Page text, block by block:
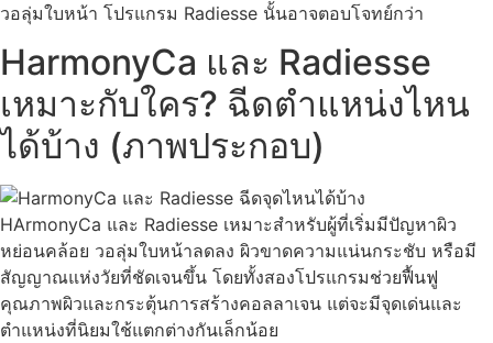
วอลุ่มใบหน้า โปรแกรม Radiesse นั้นอาจตอบโจทย์กว่า
HarmonyCa และ Radiesse
เหมาะกับใคร? ฉีดตำแหน่งไหน
ได้บ้าง (ภาพประกอบ)
HArmonyCa และ Radiesse เหมาะสำหรับผู้ที่เริ่มมีปัญหาผิว
หย่อนคล้อย วอลุ่มใบหน้าลดลง ผิวขาดความแน่นกระชับ หรือมี
สัญญาณแห่งวัยที่ชัดเจนขึ้น โดยทั้งสองโปรแกรมช่วยฟื้นฟู
คุณภาพผิวและกระตุ้นการสร้างคอลลาเจน แต่จะมีจุดเด่นและ
ตำแหน่งที่นิยมใช้แตกต่างกันเล็กน้อย